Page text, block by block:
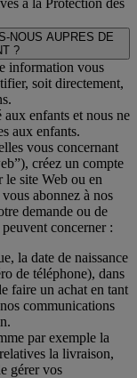
NOUS AUPRES DE
?
information vous
soit directement,
aux enfants et nous ne
aux enfants.
vous concernant
créez un compte
le site Web ou en
abonnez à nos
demande ou de
concerner :
la date de naissance
de téléphone), dans
faire un achat en tant
communications
par exemple la
la livraison,
gérer vos